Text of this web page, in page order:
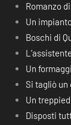
Romanzo
Un
Boschi di
Un
Si tagliò un
Un
Disposti